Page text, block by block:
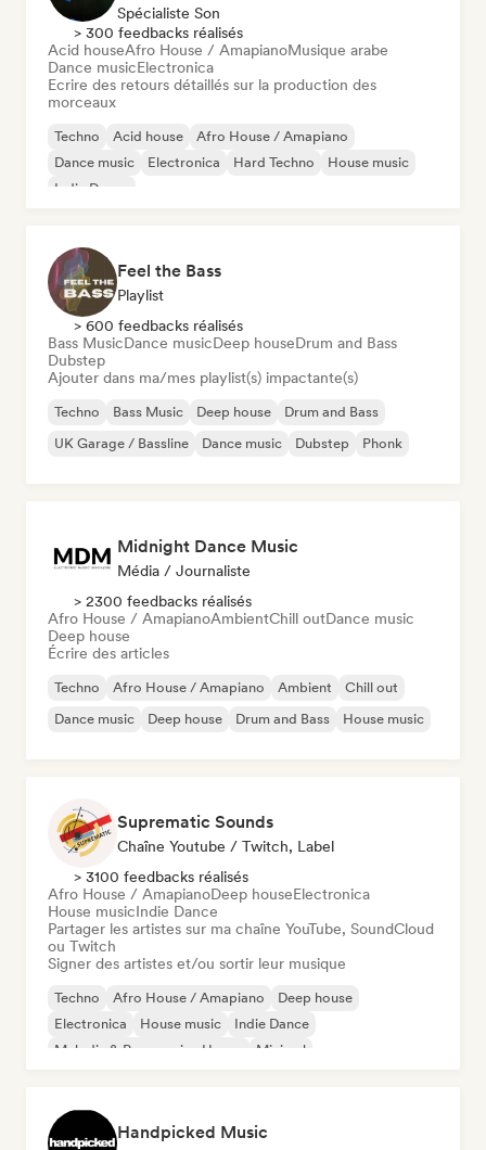
Spécialiste Son
> 300 feedbacks réalisés
Acid houseAfro House / AmapianoMusique arabe
Dance musicElectronica
Ecrire des retours détaillés sur la production des
morceaux
Techno Acid house
Afro House / Amapiano
Dance music
Electronica Hard Techno
House music
Indie Dance
Feel the Bass
Playlist
> 600 feedbacks réalisés
Bass MusicDance musicDeep houseDrum and Bass
Dubstep
Ajouter dans ma/mes playlist(s) impactante(s)
Techno Bass Music Deep house
Drum and Bass
UK Garage / Bassline
Dance music Dubstep Phonk
Midnight Dance Music
Média / Journaliste
> 2300 feedbacks réalisés
Afro House / AmapianoAmbientChill outDance music
Deep house
Écrire des articles
Techno Afro House / Amapiano Ambient
Chill out
Dance music
Deep house Drum and Bass House music
Suprematic Sounds
Chaîne Youtube / Twitch, Label
> 3100 feedbacks réalisés
Afro House / AmapianoDeep houseElectronica
House musicIndie Dance
Partager les artistes sur ma chaîne YouTube, SoundCloud
ou Twitch
Signer des artistes et/ou sortir leur musique
Techno Afro House / Amapiano
Deep house
Electronica
House music
Indie Dance
Melodic & Progressive House
Minimal
Handpicked Music